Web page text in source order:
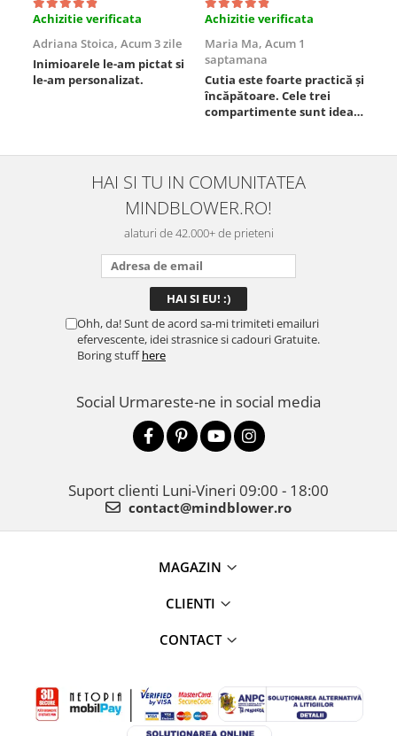
Achizitie verificata
Adriana Stoica, Acum 3 zile
Inimioarele le-am pictat si
le-am personalizat.
Achizitie verificata
Maria Ma, Acum 1
saptamana
Cutia este foarte practică și
încăpătoare. Cele trei
compartimente sunt ideale
este sigură, fără scurgeri. O
folosesc aproape zilnic la
serviciu și sunt foarte
mulțumită.
HAI SI TU IN COMUNITATEA
MINDBLOWER.RO!
alaturi de 42.000+ de prieteni
Ohh, da! Sunt de acord sa-mi trimiteti emailuri
efervescente, idei strasnice si cadouri Gratuite.
Boring stuffhere
Social Urmareste-ne in social media
Suport clienti Luni-Vineri 09:00 - 18:00
contact@mindblower.ro
MAGAZIN
CLIENTI
CONTACT